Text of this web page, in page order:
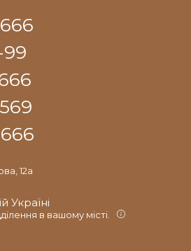
99
12а
Україні
в вашому місті.